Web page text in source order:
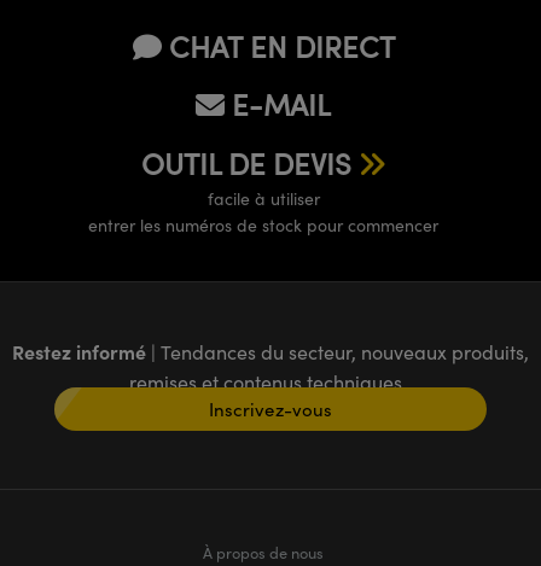
CHAT EN DIRECT
E-MAIL
OUTIL DE DEVIS
facile à utiliser
entrer les numéros de stock pour commencer
Restez informé | Tendances du secteur, nouveaux produits,
remises et contenus techniques
Inscrivez-vous
À propos de nous